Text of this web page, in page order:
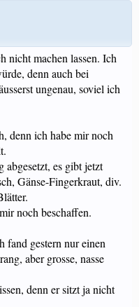
nicht machen lassen. Ich
denn auch bei
ungenau, soviel ich
denn ich habe mir noch
es gibt jetzt
Gänse-Fingerkraut, div.
noch beschaffen.
fand gestern nur einen
aber grosse, nasse
denn er sitzt ja nicht